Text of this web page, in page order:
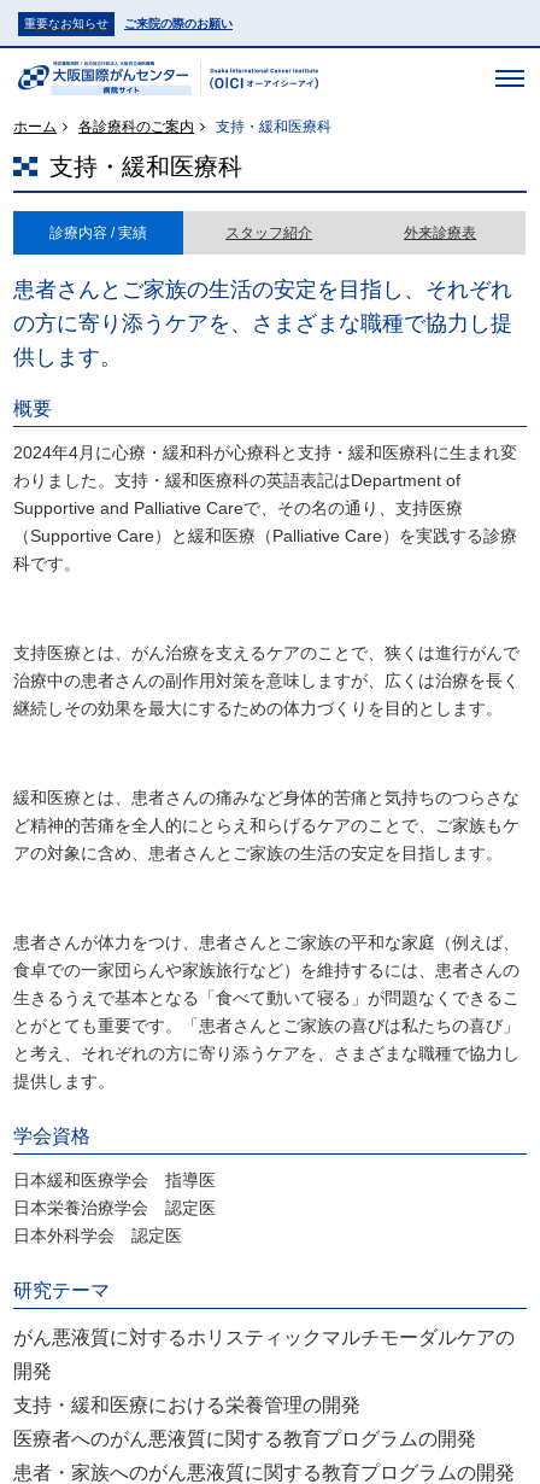
重要なお知らせ ご来院の際のお願い
ホーム 各診療科のご案内 支持・緩和医療科
支持・緩和医療科
診療内容 / 実績 スタッフ紹介 外来診療表
患者さんとご家族の生活の安定を目指し、それぞれ
の方に寄り添うケアを、さまざまな職種で協力し提
供します。
概要
2024年4月に心療・緩和科が心療科と支持・緩和医療科に生まれ変
わりました。支持・緩和医療科の英語表記はDepartment of
Supportive and Palliative Careで、その名の通り、支持医療
（Supportive Care）と緩和医療（Palliative Care）を実践する診療
科です。
支持医療とは、がん治療を支えるケアのことで、狭くは進行がんで
治療中の患者さんの副作用対策を意味しますが、広くは治療を長く
継続しその効果を最大にするための体力づくりを目的とします。
緩和医療とは、患者さんの痛みなど身体的苦痛と気持ちのつらさな
ど精神的苦痛を全人的にとらえ和らげるケアのことで、ご家族もケ
アの対象に含め、患者さんとご家族の生活の安定を目指します。
患者さんが体力をつけ、患者さんとご家族の平和な家庭（例えば、
食卓での一家団らんや家族旅行など）を維持するには、患者さんの
生きるうえで基本となる「食べて動いて寝る」が問題なくできるこ
とがとても重要です。「患者さんとご家族の喜びは私たちの喜び」
と考え、それぞれの方に寄り添うケアを、さまざまな職種で協力し
提供します。
学会資格
日本緩和医療学会 指導医
日本栄養治療学会 認定医
日本外科学会 認定医
研究テーマ
がん悪液質に対するホリスティックマルチモーダルケアの
開発
支持・緩和医療における栄養管理の開発
医療者へのがん悪液質に関する教育プログラムの開発
患者・家族へのがん悪液質に関する教育プログラムの開発